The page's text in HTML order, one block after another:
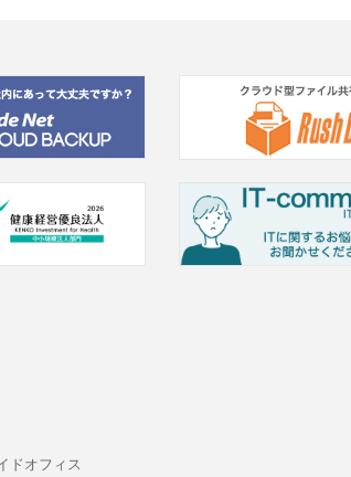
ドオフィス